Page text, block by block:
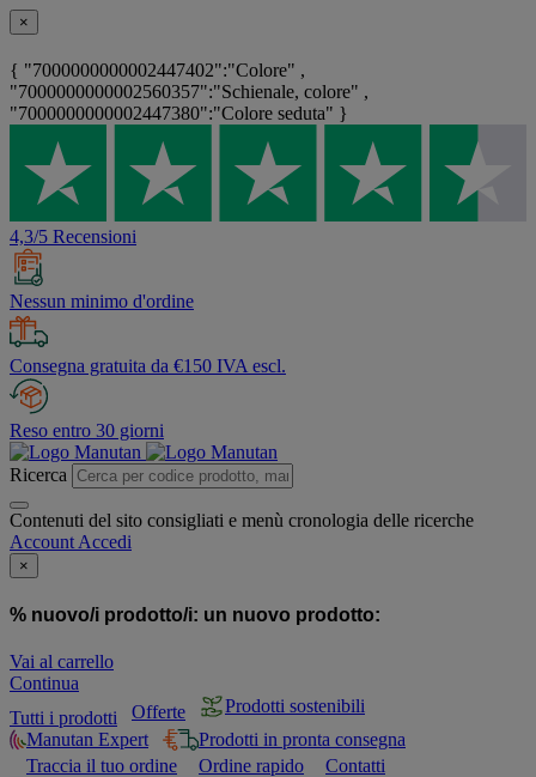
×
{ "7000000000002447402":"Colore" ,
"7000000000002560357":"Schienale, colore" ,
"7000000000002447380":"Colore seduta" }
4,3/5 Recensioni
Nessun minimo d'ordine
Consegna gratuita da €150 IVA escl.
Reso entro 30 giorni
Ricerca
Contenuti del sito consigliati e menù cronologia delle ricerche
Account Accedi
×
% nuovo/i prodotto/i: un nuovo prodotto:
Vai al carrello
Continua
Tutti i prodotti
Offerte
Prodotti sostenibili
Manutan Expert
Prodotti in pronta consegna
Traccia il tuo ordine
Ordine rapido Contatti